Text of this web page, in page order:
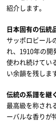
紹介します。
日本固有の伝統
サッポロビール
れ、1910年の
使われ続けてい
い余韻を残しま
伝統の系譜を継
最高級を称され
ーバルな香りが